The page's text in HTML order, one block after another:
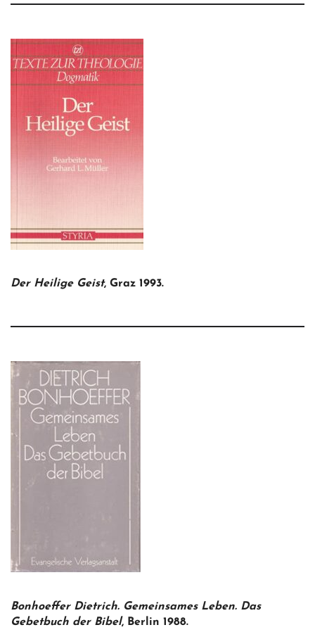
Der Heilige Geist, Graz 1993.
Bonhoeffer Dietrich. Gemeinsames Leben. Das
Gebetbuch der Bibel, Berlin 1988.